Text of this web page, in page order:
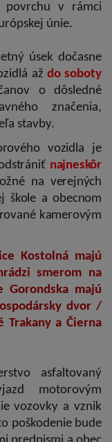
povrchu v rámci
únie.
úsek dočasne
až do soboty
o dôsledné
značenia,
stavby.
vozidla je
najneskôr
na verejných
škole a obecnom
kamerovým
Kostolná majú
smerom na
Gorondska majú
dvor /
a Čierna
asfaltovaný
motorovým
vozovky a vznik
poškodenie bude